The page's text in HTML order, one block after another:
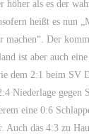
höher als es der
heißt es nun
machen“. Der
ist aber auch
dem 2:1 beim SV
Niederlage gegen
eine 0:6
Auch das 4:3 zu